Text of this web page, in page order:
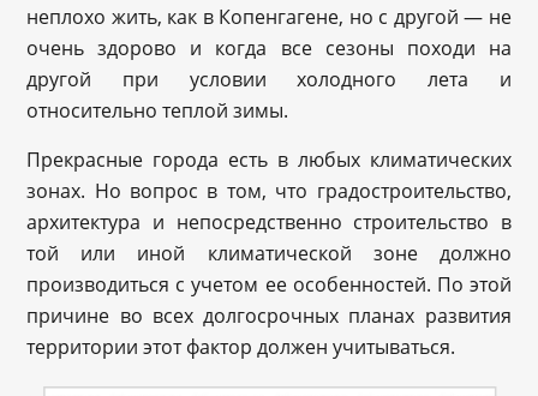
неплохо жить, как в Копенгагене, но с другой — не
очень здорово и когда все сезоны походи на
другой при условии холодного лета и
относительно теплой зимы.
Прекрасные города есть в любых климатических
зонах. Но вопрос в том, что градостроительство,
архитектура и непосредственно строительство в
той или иной климатической зоне должно
производиться с учетом ее особенностей. По этой
причине во всех долгосрочных планах развития
территории этот фактор должен учитываться.